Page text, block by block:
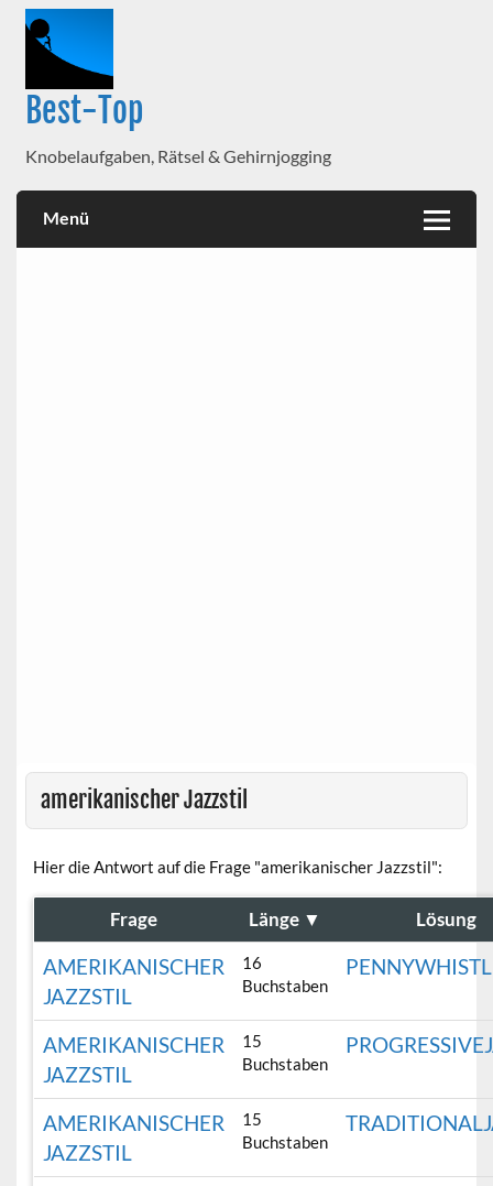
Best-Top
Knobelaufgaben, Rätsel & Gehirnjogging
Menü
amerikanischer Jazzstil
Hier die Antwort auf die Frage "amerikanischer Jazzstil":
Frage Länge ▼ Lösung
AMERIKANISCHER
JAZZSTIL
16
Buchstaben
AMERIKANISCHER
JAZZSTIL
15
Buchstaben
AMERIKANISCHER
JAZZSTIL
15
Buchstaben